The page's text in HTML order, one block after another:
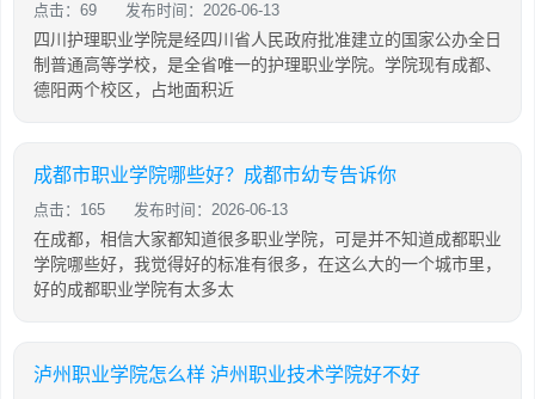
点击：69 发布时间：2026-06-13
四川护理职业学院是经四川省人民政府批准建立的国家公办全日
制普通高等学校，是全省唯一的护理职业学院。学院现有成都、
德阳两个校区，占地面积近
成都市职业学院哪些好？成都市幼专告诉你
点击：165 发布时间：2026-06-13
在成都，相信大家都知道很多职业学院，可是并不知道成都职业
学院哪些好，我觉得好的标准有很多，在这么大的一个城市里，
好的成都职业学院有太多太
泸州职业学院怎么样 泸州职业技术学院好不好